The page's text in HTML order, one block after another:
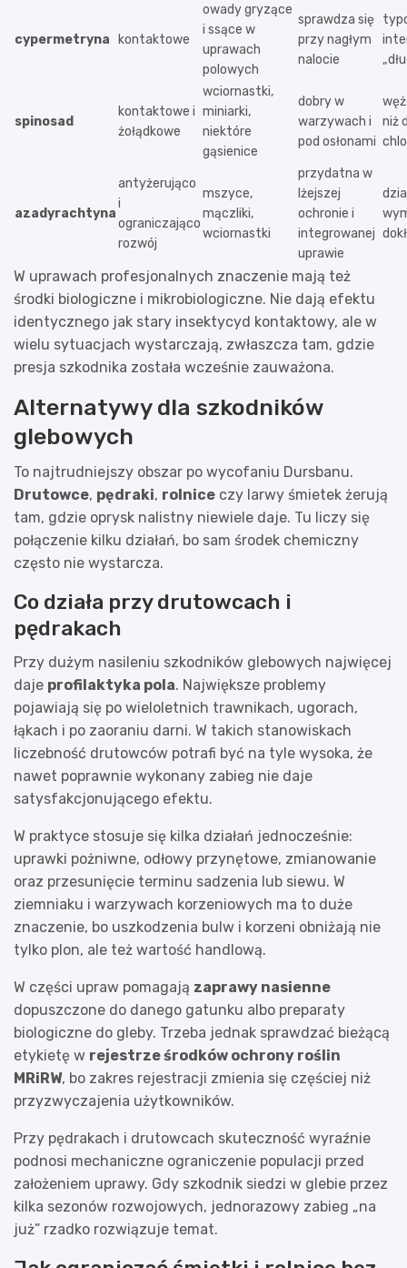
cypermetryna kontaktowe
owady gryzące
i ssące w
uprawach
polowych
sprawdza się
przy nagłym
nalocie
spinosad
kontaktowe i
żołądkowe
wciornastki,
miniarki,
niektóre
gąsienice
dobry w
warzywach i
pod osłonami
niż
azadyrachtyna
antyżerująco
i
ograniczająco
rozwój
mszyce,
mączliki,
wciornastki
przydatna w
lżejszej
ochronie i
integrowanej
uprawie
W uprawach profesjonalnych znaczenie mają też
środki biologiczne i mikrobiologiczne. Nie dają efektu
identycznego jak stary insektycyd kontaktowy, ale w
wielu sytuacjach wystarczają, zwłaszcza tam, gdzie
presja szkodnika została wcześnie zauważona.
Alternatywy dla szkodników
glebowych
To najtrudniejszy obszar po wycofaniu Dursbanu.
Drutowce, pędraki, rolnice czy larwy śmietek żerują
tam, gdzie oprysk nalistny niewiele daje. Tu liczy się
połączenie kilku działań, bo sam środek chemiczny
często nie wystarcza.
Co działa przy drutowcach i
pędrakach
Przy dużym nasileniu szkodników glebowych najwięcej
daje profilaktyka pola. Największe problemy
pojawiają się po wieloletnich trawnikach, ugorach,
łąkach i po zaoraniu darni. W takich stanowiskach
liczebność drutowców potrafi być na tyle wysoka, że
nawet poprawnie wykonany zabieg nie daje
satysfakcjonującego efektu.
W praktyce stosuje się kilka działań jednocześnie:
uprawki pożniwne, odłowy przynętowe, zmianowanie
oraz przesunięcie terminu sadzenia lub siewu. W
ziemniaku i warzywach korzeniowych ma to duże
znaczenie, bo uszkodzenia bulw i korzeni obniżają nie
tylko plon, ale też wartość handlową.
W części upraw pomagają zaprawy nasienne
dopuszczone do danego gatunku albo preparaty
biologiczne do gleby. Trzeba jednak sprawdzać bieżącą
etykietę w rejestrze środków ochrony roślin
MRiRW, bo zakres rejestracji zmienia się częściej niż
przyzwyczajenia użytkowników.
Przy pędrakach i drutowcach skuteczność wyraźnie
podnosi mechaniczne ograniczenie populacji przed
założeniem uprawy. Gdy szkodnik siedzi w glebie przez
kilka sezonów rozwojowych, jednorazowy zabieg „na
już” rzadko rozwiązuje temat.